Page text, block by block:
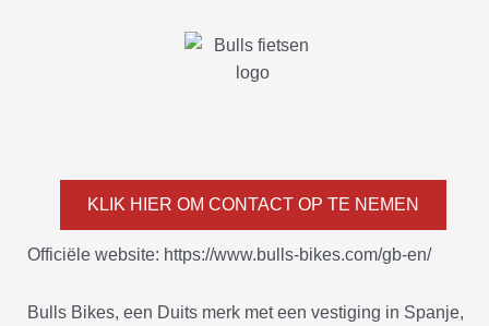
KLIK HIER OM CONTACT OP TE NEMEN
Officiële website: https://www.bulls-bikes.com/gb-en/
Bulls Bikes, een Duits merk met een vestiging in Spanje,